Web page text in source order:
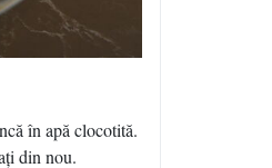
în apă clocotită.
din nou.